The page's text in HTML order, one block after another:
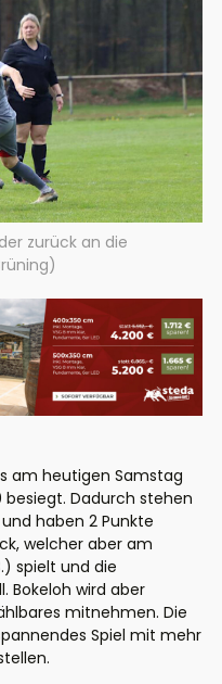
zurück an die
am heutigen Samstag
Dadurch stehen
haben 2 Punkte
welcher aber am
spielt und die
Bokeloh wird aber
mitnehmen. Die
Spiel mit mehr